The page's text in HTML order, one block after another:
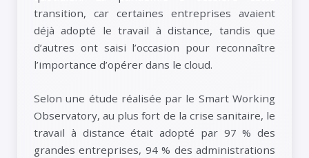
transition, car certaines entreprises avaient
déjà adopté le travail à distance, tandis que
d’autres ont saisi l’occasion pour reconnaître
l’importance d’opérer dans le cloud.
Selon une étude réalisée par le Smart Working
Observatory, au plus fort de la crise sanitaire, le
travail à distance était adopté par 97 % des
grandes entreprises, 94 % des administrations